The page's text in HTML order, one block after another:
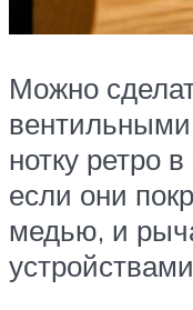
Можно
нотку ретро
если они
медью, и